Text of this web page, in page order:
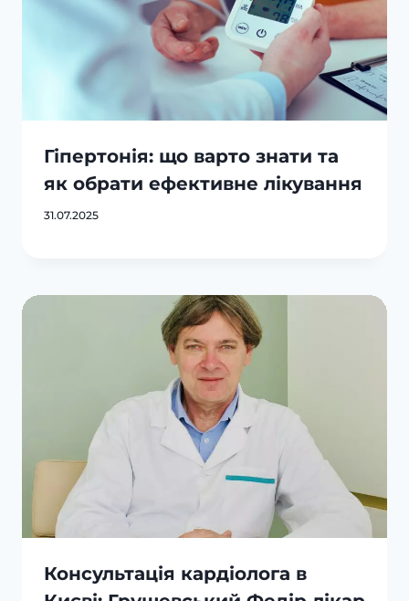
Гіпертонія: що варто знати та
як обрати ефективне лікування
31.07.2025
Консультація кардіолога в